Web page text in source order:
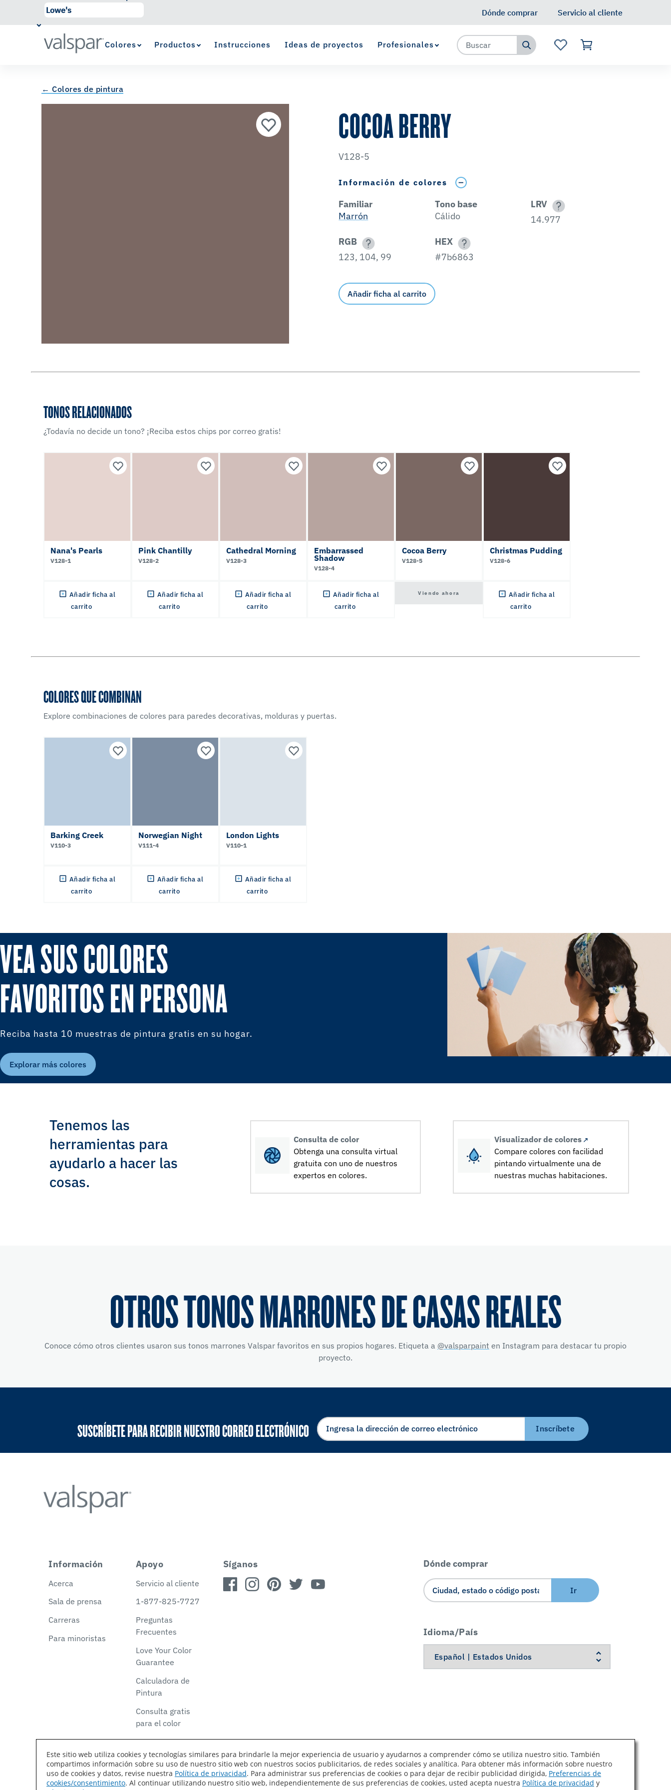
Dónde comprar
Servicio al cliente
Colores Productos Instrucciones Ideas de proyectos Profesionales
← Colores de pintura
COCOA BERRY
V128-5
Información de colores
Familiar
Marrón
Tono base
Cálido
LRV
14.977
RGB
123, 104, 99
HEX
#7b6863
Añadir ficha al carrito
TONOS RELACIONADOS
¿Todavía no decide un tono? ¡Reciba estos chips por correo gratis!
Nana's Pearls
V128-1
Añadir ficha al
carrito
Pink Chantilly
V128-2
Añadir ficha al
carrito
Cathedral Morning
V128-3
Añadir ficha al
carrito
Embarrassed
Shadow
V128-4
Añadir ficha al
carrito
Cocoa Berry
V128-5
Viendo ahora
Christmas Pudding
V128-6
Añadir ficha al
carrito
COLORES QUE COMBINAN
Explore combinaciones de colores para paredes decorativas, molduras y puertas.
Barking Creek
V110-3
Añadir ficha al
carrito
Norwegian Night
V111-4
Añadir ficha al
carrito
London Lights
V110-1
Añadir ficha al
carrito
VEA SUS COLORES
FAVORITOS EN PERSONA
Reciba hasta 10 muestras de pintura gratis en su hogar.
Explorar más colores
Tenemos las
herramientas para
ayudarlo a hacer las
cosas.
Consulta de color
Obtenga una consulta virtual
gratuita con uno de nuestros
expertos en colores.
Visualizador de colores
Compare colores con facilidad
pintando virtualmente una de
nuestras muchas habitaciones.
OTROS TONOS MARRONES DE CASAS REALES
Conoce cómo otros clientes usaron sus tonos marrones Valspar favoritos en sus propios hogares. Etiqueta a @valsparpaint en Instagram para destacar tu propio
proyecto.
SUSCRÍBETE PARA RECIBIR NUESTRO CORREO ELECTRÓNICO Inscríbete
Información
Acerca
Sala de prensa
Carreras
Para minoristas
Apoyo
Servicio al cliente
1-877-825-7727
Preguntas
Frecuentes
Love Your Color
Guarantee
Calculadora de
Pintura
Consulta gratis
para el color
Síganos Dónde comprar
Ir
Idioma/País
Declaración de accesibilidad Mapa del sitio Términos de uso Privacidad Sus preferencias de privacidad
Ley de Cadenas de Suministro de California
Coil Coatings
Este sitio web utiliza cookies y tecnologías similares para brindarle la mejor experiencia de usuario y ayudarnos a comprender cómo se utiliza nuestro sitio. También
compartimos información sobre su uso de nuestro sitio web con nuestros socios publicitarios, de redes sociales y analítica. Para obtener más información sobre nuestro
uso de cookies y datos, revise nuestra Política de privacidad. Para administrar sus preferencias de cookies o para dejar de recibir publicidad dirigida, Preferencias de
cookies/consentimiento. Al continuar utilizando nuestro sitio web, independientemente de sus preferencias de cookies, usted acepta nuestra Política de privacidad y